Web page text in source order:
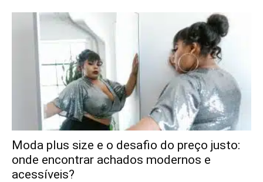
Moda plus size e o desafio do preço justo:
onde encontrar achados modernos e
acessíveis?